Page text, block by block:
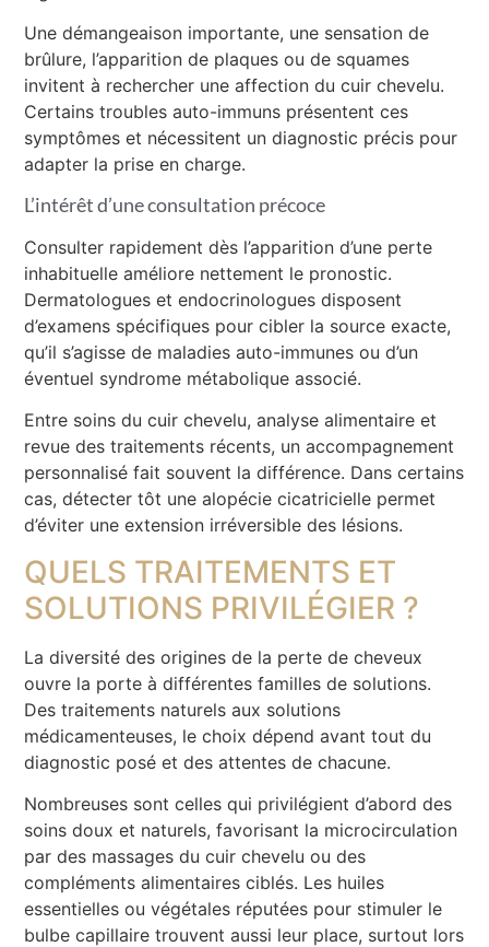
Une démangeaison importante, une sensation de
brûlure, l’apparition de plaques ou de squames
invitent à rechercher une affection du cuir chevelu.
Certains troubles auto-immuns présentent ces
symptômes et nécessitent un diagnostic précis pour
adapter la prise en charge.
L’intérêt d’une consultation précoce
Consulter rapidement dès l’apparition d’une perte
inhabituelle améliore nettement le pronostic.
Dermatologues et endocrinologues disposent
d’examens spécifiques pour cibler la source exacte,
qu’il s’agisse de maladies auto-immunes ou d’un
éventuel syndrome métabolique associé.
Entre soins du cuir chevelu, analyse alimentaire et
revue des traitements récents, un accompagnement
personnalisé fait souvent la différence. Dans certains
cas, détecter tôt une alopécie cicatricielle permet
d’éviter une extension irréversible des lésions.
QUELS TRAITEMENTS ET
SOLUTIONS PRIVILÉGIER ?
La diversité des origines de la perte de cheveux
ouvre la porte à différentes familles de solutions.
Des traitements naturels aux solutions
médicamenteuses, le choix dépend avant tout du
diagnostic posé et des attentes de chacune.
Nombreuses sont celles qui privilégient d’abord des
soins doux et naturels, favorisant la microcirculation
par des massages du cuir chevelu ou des
compléments alimentaires ciblés. Les huiles
essentielles ou végétales réputées pour stimuler le
bulbe capillaire trouvent aussi leur place, surtout lors